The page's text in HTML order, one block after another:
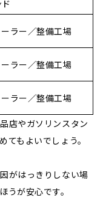
ラー／整備工場
ラー／整備工場
ラー／整備工場
店やガソリンスタン
てもよいでしょう。
がはっきりしない場
うが安心です。